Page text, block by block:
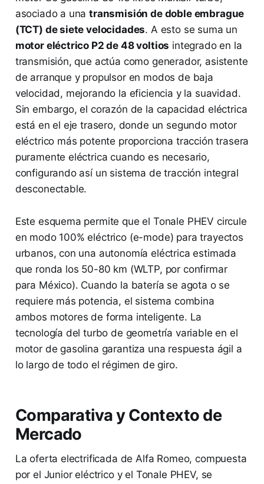
asociado a unatransmisión de doble embrague
(TCT) de siete velocidades. A esto se suma un
motor eléctrico P2 de 48 voltios integrado en la
transmisión, que actúa como generador, asistente
de arranque y propulsor en modos de baja
velocidad, mejorando la eficiencia y la suavidad.
Sin embargo, el corazón de la capacidad eléctrica
está en el eje trasero, donde un segundo motor
eléctrico más potente proporciona tracción trasera
puramente eléctrica cuando es necesario,
configurando así un sistema de tracción integral
desconectable.
Este esquema permite que el Tonale PHEV circule
en modo 100% eléctrico (e-mode) para trayectos
urbanos, con una autonomía eléctrica estimada
que ronda los 50-80 km (WLTP, por confirmar
para México). Cuando la batería se agota o se
requiere más potencia, el sistema combina
ambos motores de forma inteligente. La
tecnología del turbo de geometría variable en el
motor de gasolina garantiza una respuesta ágil a
lo largo de todo el régimen de giro.
Comparativa y Contexto de
Mercado
La oferta electrificada de Alfa Romeo, compuesta
por el Junior eléctrico y el Tonale PHEV, se